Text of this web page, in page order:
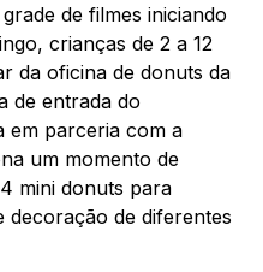
de filmes iniciando
crianças de 2 a 12
da oficina de donuts da
de entrada do
em parceria com a
um momento de
mini donuts para
de diferentes